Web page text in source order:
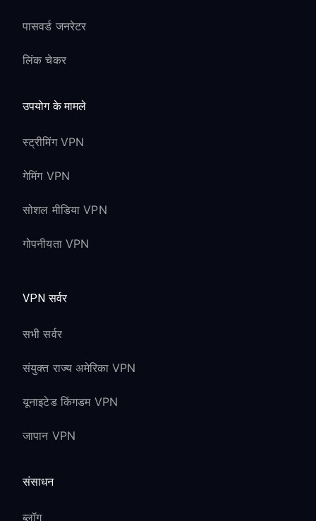
पासवर्ड जनरेटर
लिंक चेकर
उपयोग के मामले
स्ट्रीमिंग VPN
गेमिंग VPN
सोशल मीडिया VPN
गोपनीयता VPN
VPN सर्वर
सभी सर्वर
संयुक्त राज्य अमेरिका VPN
यूनाइटेड किंगडम VPN
जापान VPN
संसाधन
ब्लॉग